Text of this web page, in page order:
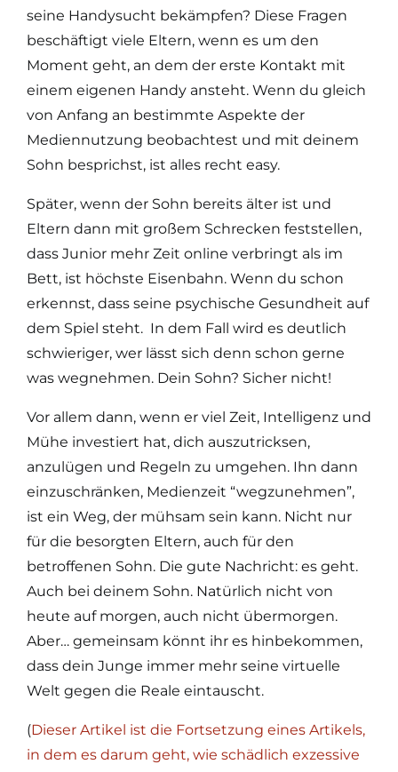
seine Handysucht bekämpfen? Diese Fragen
beschäftigt viele Eltern, wenn es um den
Moment geht, an dem der erste Kontakt mit
einem eigenen Handy ansteht. Wenn du gleich
von Anfang an bestimmte Aspekte der
Mediennutzung beobachtest und mit deinem
Sohn besprichst, ist alles recht easy.
Später, wenn der Sohn bereits älter ist und
Eltern dann mit großem Schrecken feststellen,
dass Junior mehr Zeit online verbringt als im
Bett, ist höchste Eisenbahn. Wenn du schon
erkennst, dass seine psychische Gesundheit auf
dem Spiel steht. In dem Fall wird es deutlich
schwieriger, wer lässt sich denn schon gerne
was wegnehmen. Dein Sohn? Sicher nicht!
Vor allem dann, wenn er viel Zeit, Intelligenz und
Mühe investiert hat, dich auszutricksen,
anzulügen und Regeln zu umgehen. Ihn dann
einzuschränken, Medienzeit “wegzunehmen”,
ist ein Weg, der mühsam sein kann. Nicht nur
für die besorgten Eltern, auch für den
betroffenen Sohn. Die gute Nachricht: es geht.
Auch bei deinem Sohn. Natürlich nicht von
heute auf morgen, auch nicht übermorgen.
Aber… gemeinsam könnt ihr es hinbekommen,
dass dein Junge immer mehr seine virtuelle
Welt gegen die Reale eintauscht.
(Dieser Artikel ist die Fortsetzung eines Artikels,
in dem es darum geht, wie schädlich exzessive